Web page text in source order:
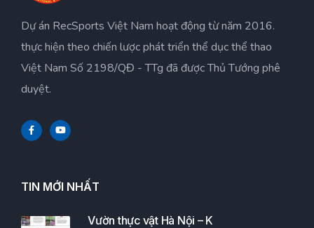
Dự án RecSports Việt Nam hoạt động từ năm 2016.
thực hiện theo chiến lược phát triển thể dục thể thao
Việt Nam Số 2198/QĐ - TTg đã được Thủ Tướng phê
duyệt.
TIN MỚI NHẤT
Vườn thực vật Hà Nội – K